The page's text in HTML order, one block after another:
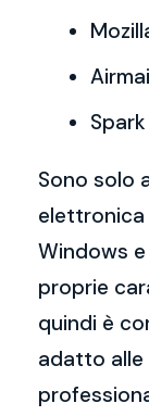
Spark
Sono solo
elettronica
Windows
proprie
quindi è
adatto alle